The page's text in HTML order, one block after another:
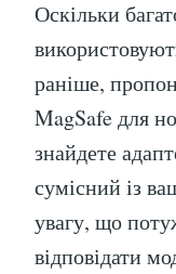
Оскільки
раніше,
MagSafe для
знайдете
сумісний із
увагу, що
відповідати